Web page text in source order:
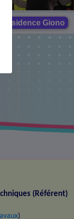
résidence Giono
(Référent)
)